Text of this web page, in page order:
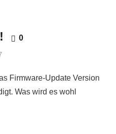
0
Firmware-Update Version
Was wird es wohl